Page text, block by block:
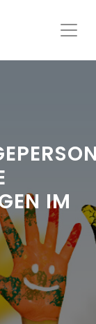
IM